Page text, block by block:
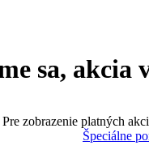
sa,
Pre zobrazenie platných
Špeciálne